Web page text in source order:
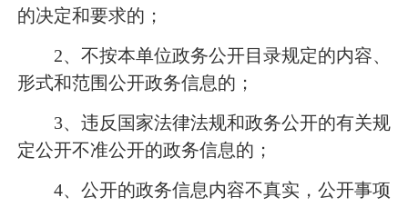
的决定和要求的；
2、不按本单位政务公开目录规定的内容、
形式和范围公开政务信息的；
3、违反国家法律法规和政务公开的有关规
定公开不准公开的政务信息的；
4、公开的政务信息内容不真实，公开事项